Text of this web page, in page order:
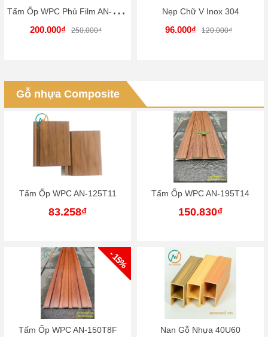
T
ấm Ốp WPC Phủ Film AN-195T27-FILM
200.000₫ 250.000₫
Nẹp Chữ V Inox 304
96.000₫ 120.000₫
Gỗ nhựa Composite
Tấm Ốp WPC AN-125T11
83.258₫
- 15%
Tấm Ốp WPC AN-150T8F
Tấm Ốp WPC AN-195T14
150.830₫
Nan Gỗ Nhựa 40U60